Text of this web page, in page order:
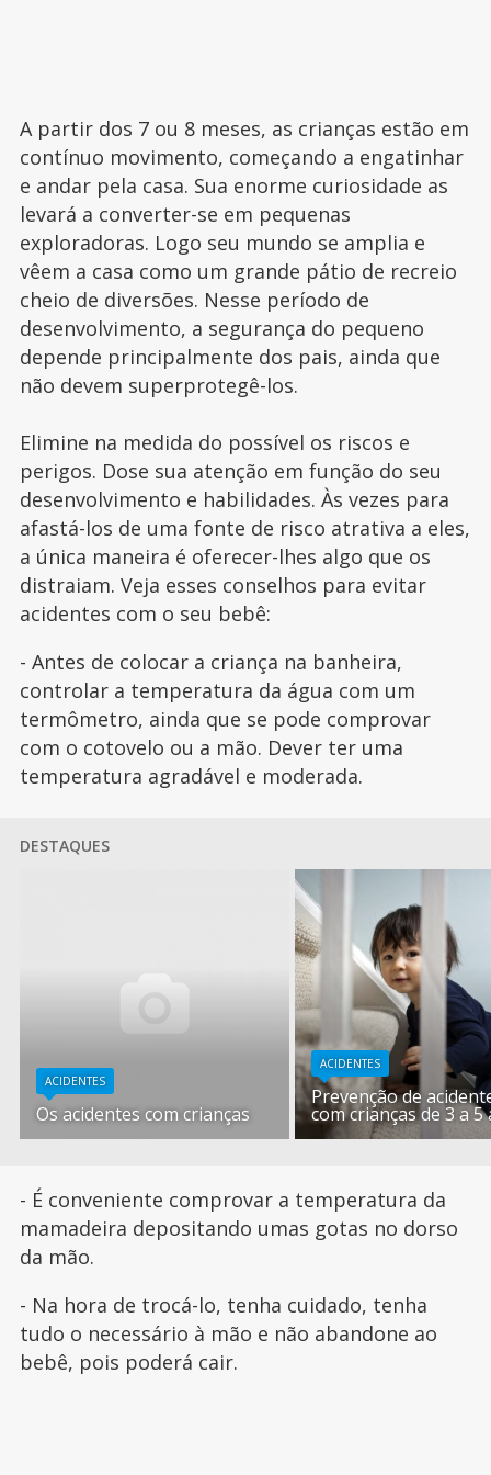
A partir dos 7 ou 8 meses, as crianças estão em
contínuo movimento, começando a engatinhar
e andar pela casa. Sua enorme curiosidade as
levará a converter-se em pequenas
exploradoras. Logo seu mundo se amplia e
vêem a casa como um grande pátio de recreio
cheio de diversões. Nesse período de
desenvolvimento, a segurança do pequeno
depende principalmente dos pais, ainda que
não devem superprotegê-los.
Elimine na medida do possível os riscos e
perigos. Dose sua atenção em função do seu
desenvolvimento e habilidades. Às vezes para
afastá-los de uma fonte de risco atrativa a eles,
a única maneira é oferecer-lhes algo que os
distraiam. Veja esses conselhos para evitar
acidentes com o seu bebê:
- Antes de colocar a criança na banheira,
controlar a temperatura da água com um
termômetro, ainda que se pode comprovar
com o cotovelo ou a mão. Dever ter uma
temperatura agradável e moderada.
DESTAQUES
ACIDENTES
Os acidentes com crianças
ACIDENTES
Prevenção de
com crianças de 3 a 5
- É conveniente comprovar a temperatura da
mamadeira depositando umas gotas no dorso
da mão.
- Na hora de trocá-lo, tenha cuidado, tenha
tudo o necessário à mão e não abandone ao
bebê, pois poderá cair.